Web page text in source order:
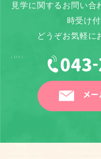
見学に関するお問い合
時受け
どうぞお気軽に
メー